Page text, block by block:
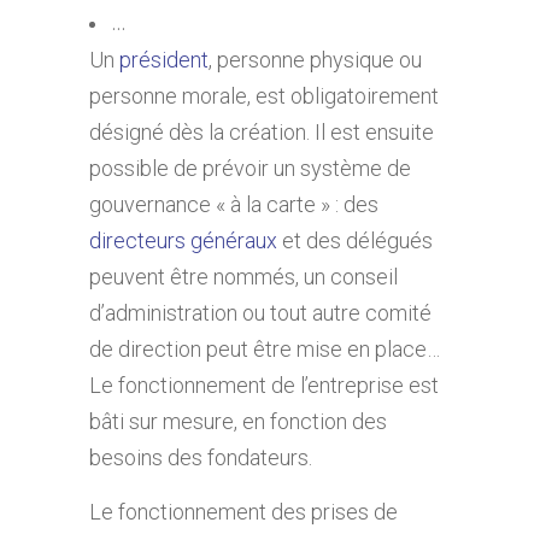
…
Un président, personne physique ou
personne morale, est obligatoirement
désigné dès la création. Il est ensuite
possible de prévoir un système de
gouvernance « à la carte » : des
directeurs généraux et des délégués
peuvent être nommés, un conseil
d’administration ou tout autre comité
de direction peut être mise en place…
Le fonctionnement de l’entreprise est
bâti sur mesure, en fonction des
besoins des fondateurs.
Le fonctionnement des prises de